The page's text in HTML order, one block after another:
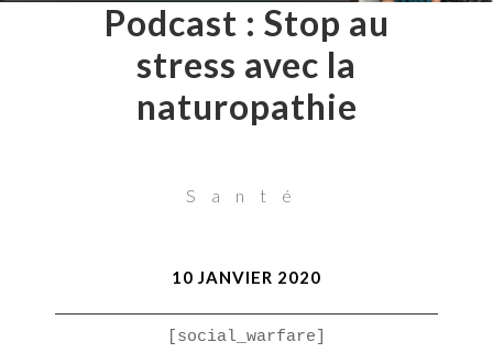
Podcast : Stop au
stress avec la
naturopathie
Santé
10 JANVIER 2020
[social_warfare]